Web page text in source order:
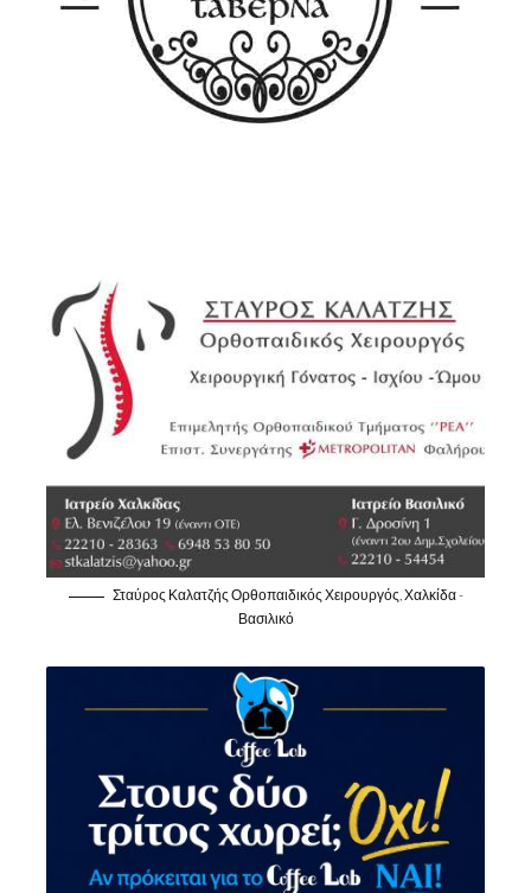
Σταύρος Καλατζής Ορθοπαιδικός Χειρουργός, Χαλκίδα -
Βασιλικό